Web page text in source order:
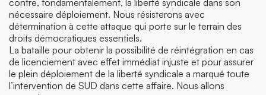
contre, fondamentalement, la liberté syndicale dans son
nécessaire déploiement. Nous résisterons avec
détermination à cette attaque qui porte sur le terrain des
droits démocratiques essentiels.
La bataille pour obtenir la possibilité de réintégration en cas
de licenciement avec effet immédiat injuste et pour assurer
le plein déploiement de la liberté syndicale a marqué toute
l’intervention de SUD dans cette affaire. Nous allons